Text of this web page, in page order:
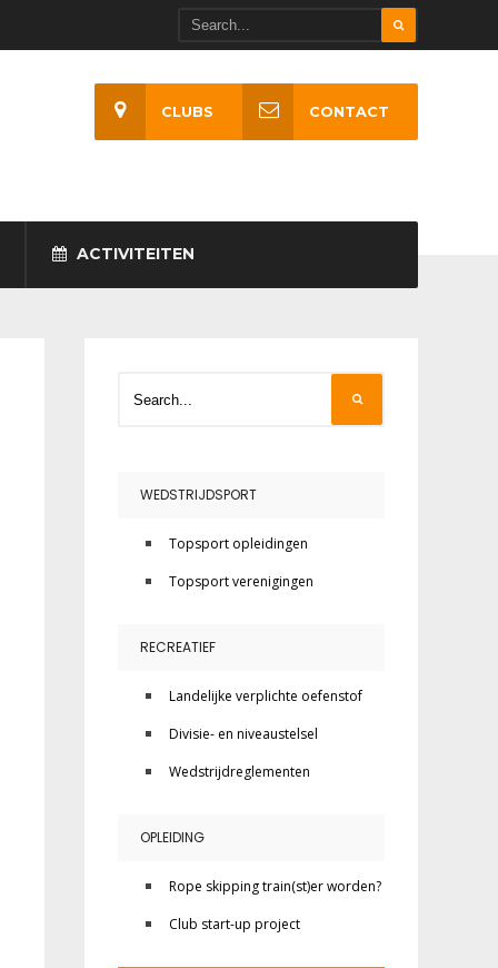
ACTIVITEITEN
CLUBS CONTACT
WEDSTRIJDSPORT
Topsport opleidingen
Topsport verenigingen
RECREATIEF
Landelijke verplichte oefenstof
Divisie- en niveaustelsel
Wedstrijdreglementen
OPLEIDING
Rope skipping train(st)er worden?
Club start-up project